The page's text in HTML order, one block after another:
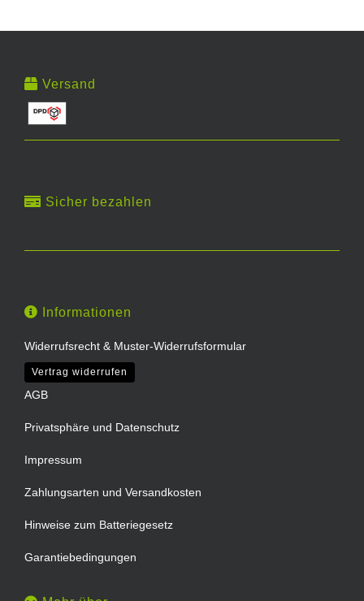
Versand
Sicher bezahlen
Informationen
Widerrufsrecht & Muster-Widerrufsformular
Vertrag widerrufen
AGB
Privatsphäre und Datenschutz
Impressum
Zahlungsarten und Versandkosten
Hinweise zum Batteriegesetz
Garantiebedingungen